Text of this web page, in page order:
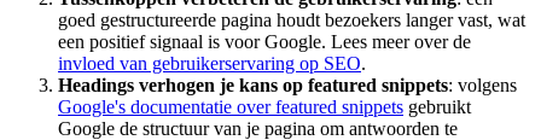
goed gestructureerde pagina houdt bezoekers langer vast, wat
een positief signaal is voor Google. Lees meer over de
invloed van gebruikerservaring op SEO.
Headings verhogen je kans op featured snippets: volgens
Google's documentatie over featured snippets gebruikt
Google de structuur van je pagina om antwoorden te